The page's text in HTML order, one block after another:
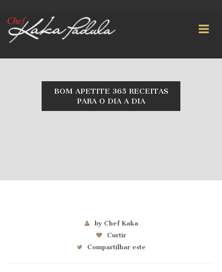
BOM APETITE 365 RECEITAS
PARA O DIA A DIA
by Chef Kaka
Curtir
Compartilhar este